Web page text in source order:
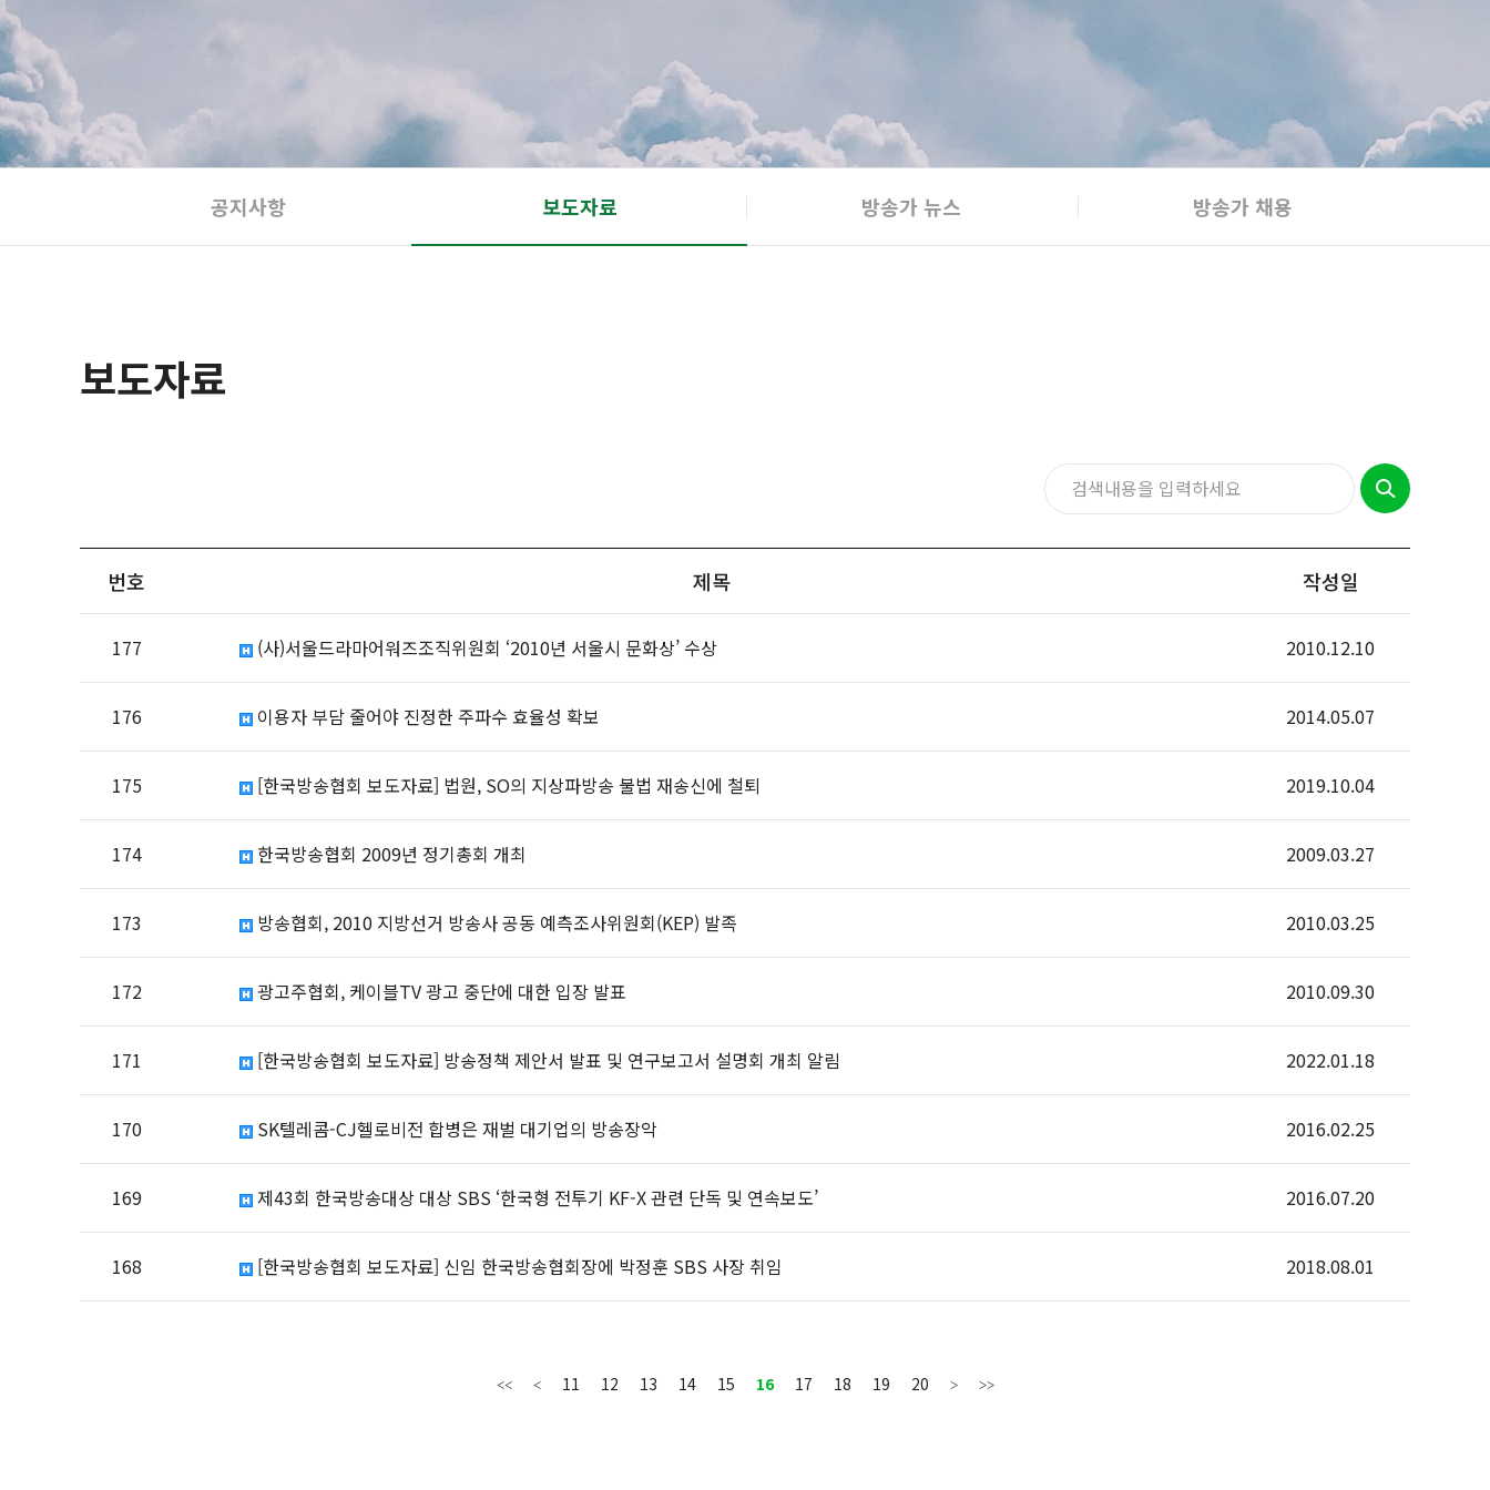
공지사항 보도자료 방송가 뉴스 방송가 채용
보도자료
번호 제목 작성일
177 (사)서울드라마어워즈조직위원회 ‘2010년 서울시 문화상’ 수상 2010.12.10
176 이용자 부담 줄어야 진정한 주파수 효율성 확보 2014.05.07
175 [한국방송협회 보도자료] 법원, SO의 지상파방송 불법 재송신에 철퇴 2019.10.04
174 한국방송협회 2009년 정기총회 개최 2009.03.27
173 방송협회, 2010 지방선거 방송사 공동 예측조사위원회(KEP) 발족 2010.03.25
172 광고주협회, 케이블TV 광고 중단에 대한 입장 발표 2010.09.30
171 [한국방송협회 보도자료] 방송정책 제안서 발표 및 연구보고서 설명회 개최 알림 2022.01.18
170 SK텔레콤-CJ헬로비전 합병은 재벌 대기업의 방송장악 2016.02.25
169 제43회 한국방송대상 대상 SBS ‘한국형 전투기 KF-X 관련 단독 및 연속보도’ 2016.07.20
168 [한국방송협회 보도자료] 신임 한국방송협회장에 박정훈 SBS 사장 취임 2018.08.01
11 12 13 14 15 16 17 18 19 20